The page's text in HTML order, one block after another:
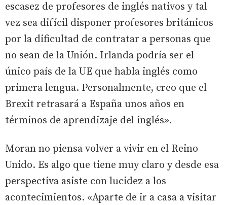
escasez de profesores de inglés nativos y tal
vez sea difícil disponer profesores británicos
por la dificultad de contratar a personas que
no sean de la Unión. Irlanda podría ser el
único país de la UE que habla inglés como
primera lengua. Personalmente, creo que el
Brexit retrasará a España unos años en
términos de aprendizaje del inglés».
Moran no piensa volver a vivir en el Reino
Unido. Es algo que tiene muy claro y desde esa
perspectiva asiste con lucidez a los
acontecimientos. «Aparte de ir a casa a visitar